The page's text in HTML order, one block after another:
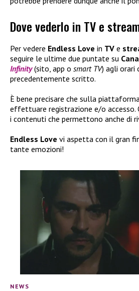
Dove vederlo in TV e
Per vedere Endless Love in TV e
seguire le ultime due puntate su
Infinity(sito, app o smart TV) agli orari
precedentemente scritto.
È bene precisare che sulla
effettuare registrazione e/o
i contenuti che permettono anche di
Endless Love vi aspetta con il gran
tante emozioni!
NEWS